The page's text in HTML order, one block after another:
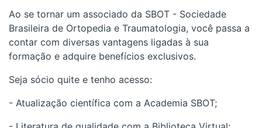
Ao se tornar um associado da SBOT - Sociedade
Brasileira de Ortopedia e Traumatologia, você passa a
contar com diversas vantagens ligadas à sua
formação e adquire benefícios exclusivos.
Seja sócio quite e tenho acesso:
- Atualização científica com a Academia SBOT;